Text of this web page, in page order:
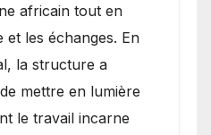
africain tout en
et les échanges. En
la structure a
mettre en lumière
le travail incarne